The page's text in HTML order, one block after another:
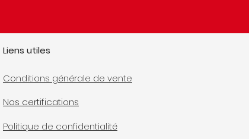
Liens utiles
Conditions générale de vente
Nos certifications
Politique de confidentialité